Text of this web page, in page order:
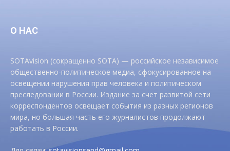
О НАС
SOTAvision (сокращенно SOTA) — российское независимое
общественно-политическое медиа, сфокусированное на
освещении нарушения прав человека и политическом
преследовании в России. Издание за счет развитой сети
корреспондентов освещает события из разных регионов
мира, но большая часть его журналистов продолжают
работать в России.